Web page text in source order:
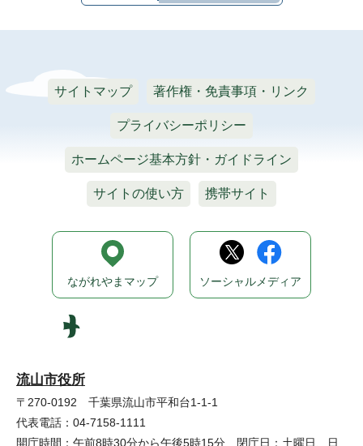
サイトマップ 著作権・免責事項・リンク
プライバシーポリシー
ホームページ基本方針・ガイドライン
サイトの使い方 携帯サイト
流山市役所
〒270-0192 千葉県流山市平和台1-1-1
代表電話：04-7158-1111
開庁時間：午前8時30分から午後5時15分 閉庁日：土曜日、日
ながれやまマップ ソーシャルメディア